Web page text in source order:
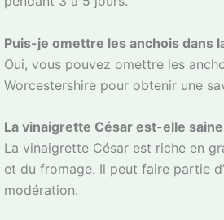
Puis-je omettre les anchois dans
Oui, vous pouvez omettre les
Worcestershire pour obtenir une
La vinaigrette César est-elle saine
La vinaigrette César est riche en
et du fromage. Il peut faire partie
modération.